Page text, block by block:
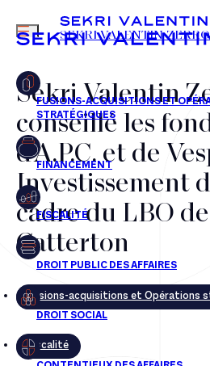
FR EN
MENU SEKRI VALENTIN
Sekri Valentin
conseillé les
d'A.P.C. et de
Investissement
cadre du LBO
Catterton
Fusions-acquisitions et Opérations
Fiscalité